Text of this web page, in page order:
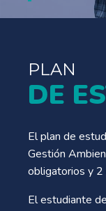
PLAN
DE
El plan de
Gestión
obligatorios y
El estudiante